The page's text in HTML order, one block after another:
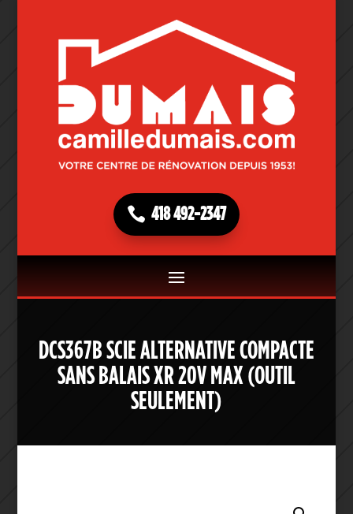
418 492-2347
DCS367B SCIE ALTERNATIVE COMPACTE
SANS BALAIS XR 20V MAX (OUTIL
SEULEMENT)